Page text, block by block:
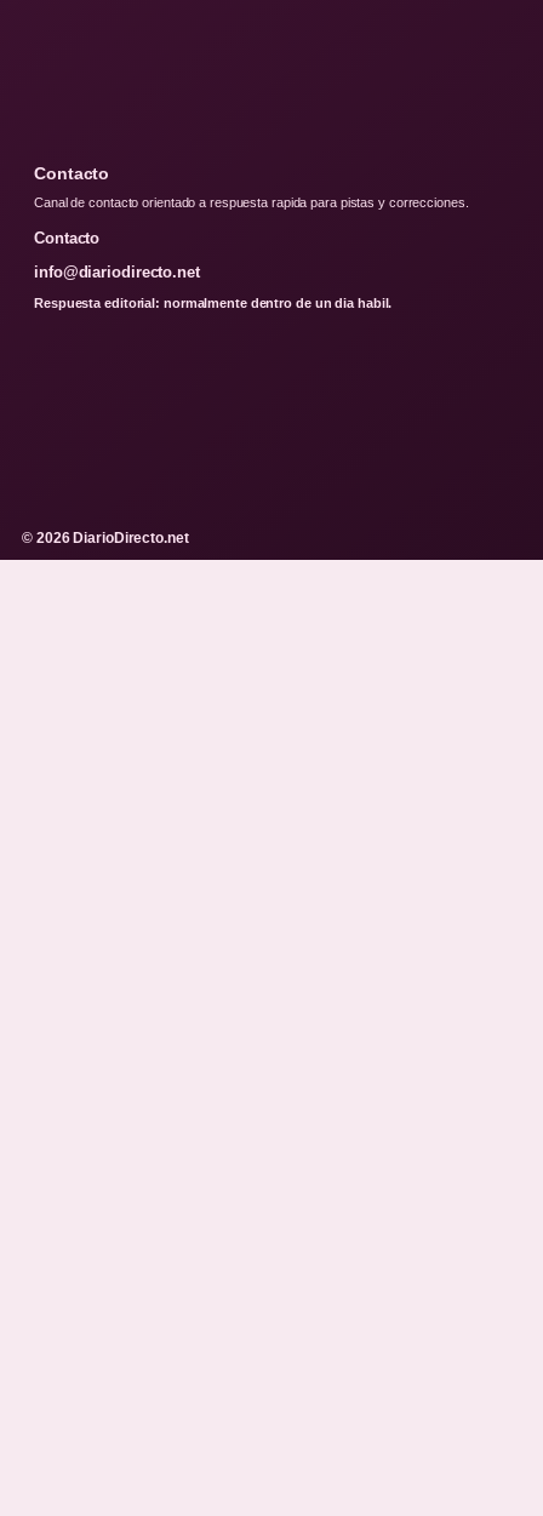
Contacto
Canal de contacto orientado a respuesta rapida para pistas y correcciones.
Contacto
info@diariodirecto.net
Respuesta editorial: normalmente dentro de un dia habil.
© 2026 DiarioDirecto.net